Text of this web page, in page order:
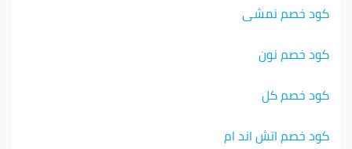
كود خصم نمشي
كود خصم نون
كود خصم كل
كود خصم اتش اند ام